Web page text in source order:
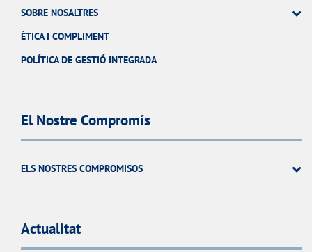
SOBRE NOSALTRES
ÈTICA I COMPLIMENT
POLÍTICA DE GESTIÓ INTEGRADA
El Nostre Compromís
ELS NOSTRES COMPROMISOS
Actualitat